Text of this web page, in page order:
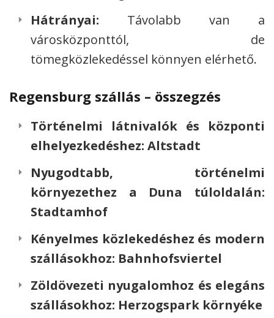
Hátrányai: Távolabb van a
városközponttól, de
tömegközlekedéssel könnyen elérhető.
Regensburg szállás – összegzés
Történelmi látnivalók és központi
elhelyezkedéshez: Altstadt
Nyugodtabb, történelmi
környezethez a Duna túloldalán:
Stadtamhof
Kényelmes közlekedéshez és modern
szállásokhoz: Bahnhofsviertel
Zöldövezeti nyugalomhoz és elegáns
szállásokhoz: Herzogspark környéke